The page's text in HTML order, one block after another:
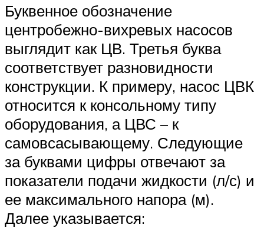
Буквенное обозначение
центробежно-вихревых насосов
выглядит как ЦВ. Третья буква
соответствует разновидности
конструкции. К примеру, насос ЦВК
относится к консольному типу
оборудования, а ЦВС – к
самовсасывающему. Следующие
за буквами цифры отвечают за
показатели подачи жидкости (л/с) и
ее максимального напора (м).
Далее указывается: